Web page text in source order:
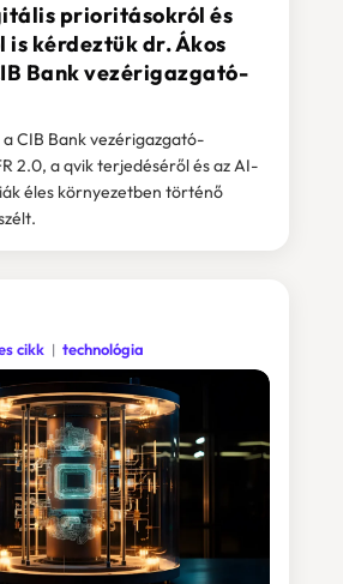
prioritásokról és
is kérdeztük dr. Ákos
Bank vezérigazgató-
a CIB Bank vezérigazgató-
2.0, a qvik terjedéséről és az AI-
éles környezetben történő
cikk technológia